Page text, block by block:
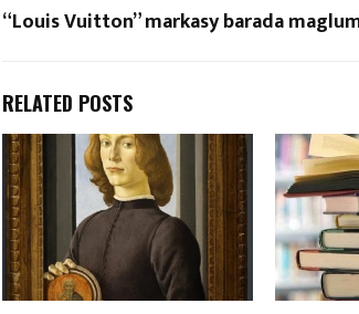
“Louis Vuitton” markasy barada
RELATED POSTS